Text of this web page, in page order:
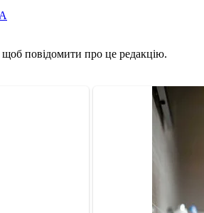
щоб повідомити про це редакцію.